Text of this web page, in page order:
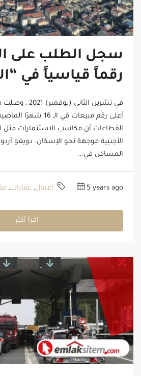
سجل الطلب على
رقماً قياسياً في
في تشرين الثاني
أعلى رقم مبيعات في الـ
القطاعات أن مكاسب الاستثمارات مثل
الأجنبية موجهة نحو الإسكان. دويغو
المساكن في...
5 years ago أعمال, عقارات,
اقرأ أكثر